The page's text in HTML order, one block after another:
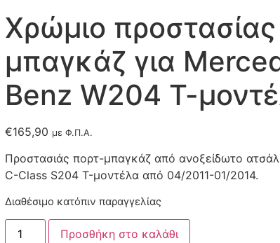
Χρώμιο
μπαγκάζ για
Benz W204 Τ-
€165,90 με Φ.Π.Α.
Προστασιάς πορτ-μπαγκάζ από ανοξείδωτο
C-Class S204 T-μοντέλα από 04/2011-01/2014.
Διαθέσιμο κατόπιν παραγγελίας
Προσθήκη στο καλάθι